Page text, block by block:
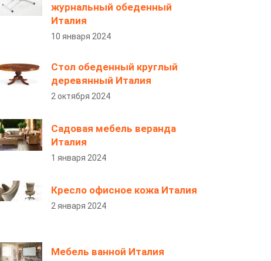
журнальный обеденный
Италия
10 января 2024
Стол обеденный круглый
деревянный Италия
2 октября 2024
Садовая мебель веранда
Италия
1 января 2024
Кресло офисное кожа Италия
2 января 2024
Мебель ванной Италия